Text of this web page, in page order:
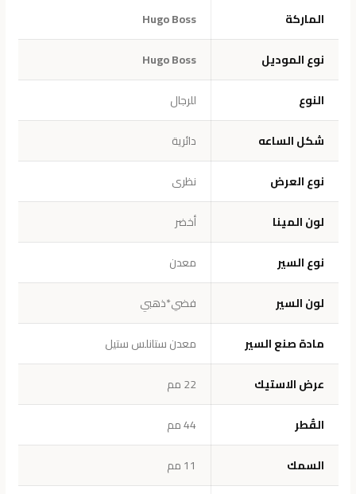
الماركة
Hugo Boss
نوع الموديل
Hugo Boss
النوع
للرجال
شكل الساعه
دائرية
نوع العرض
نظرى
لون المينا
أخضر
نوع السير
معدن
لون السير
فضي*ذهبي
مادة صنع السير
معدن ستانلس ستيل
عرض الاستيك
22 مم
القُطر
44 مم
السمك
11 مم